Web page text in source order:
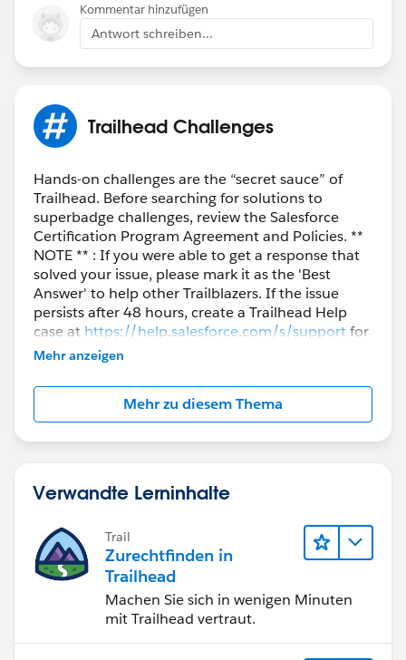
Kommentar hinzufügen
Antwort schreiben...
Trailhead Challenges
Hands-on challenges are the “secret sauce” of
Trailhead. Before searching for solutions to
superbadge challenges, review the Salesforce
Certification Program Agreement and Policies. **
NOTE ** : If you were able to get a response that
solved your issue, please mark it as the 'Best
Answer' to help other Trailblazers. If the issue
persists after 48 hours, create a Trailhead Help
case at https://help.salesforce.com/s/supportfor
further assistance.
Mehr anzeigen
Mehr zu diesem Thema
Verwandte Lerninhalte
Trail
Zurechtfinden in
Trailhead
Machen Sie sich in wenigen Minuten
mit Trailhead vertraut.